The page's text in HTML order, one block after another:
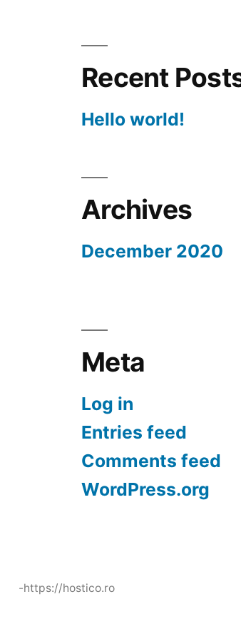
Recent
Hello world!
Archives
December 2020
Meta
Log in
Entries feed
Comments feed
WordPress.org
-https://hostico.ro